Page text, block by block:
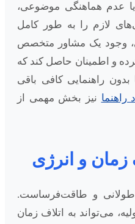
یا عدم هماهنگی موضوعی،
لازم را به طور کامل
وجود یک مشاور متخصص
و اطمینان حاصل کند که
راهنمایی کافی باقی
راهنما نیز بخش مهمی از
زمان و انرژی
و طاقت‌فرساست.
می‌تواند به اتلاف زمان